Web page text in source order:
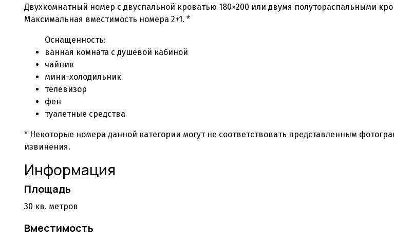
Двухкомнатный номер с двуспальной кроватью 180×200 или двумя полутораспальными
Максимальная вместимость номера 2+1. *
Оснащенность:
ванная комната с душевой кабиной
чайник
мини-холодильник
телевизор
фен
туалетные средства
* Некоторые номера данной категории могут не соответствовать представленным
извинения.
Информация
Площадь
30 кв. метров
Вместимость